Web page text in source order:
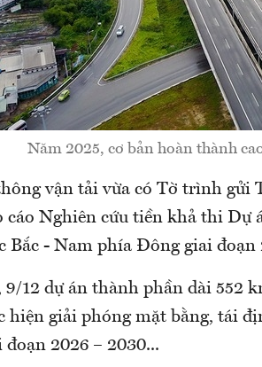
Năm 2025, cơ bản hoàn thành
vận tải vừa có Tờ trình gửi
cáo Nghiên cứu tiền khả thi
Bắc - Nam phía Đông giai đoạn
9/12 dự án thành phần dài 552
hiện giải phóng mặt bằng, tái
2026 – 2030...